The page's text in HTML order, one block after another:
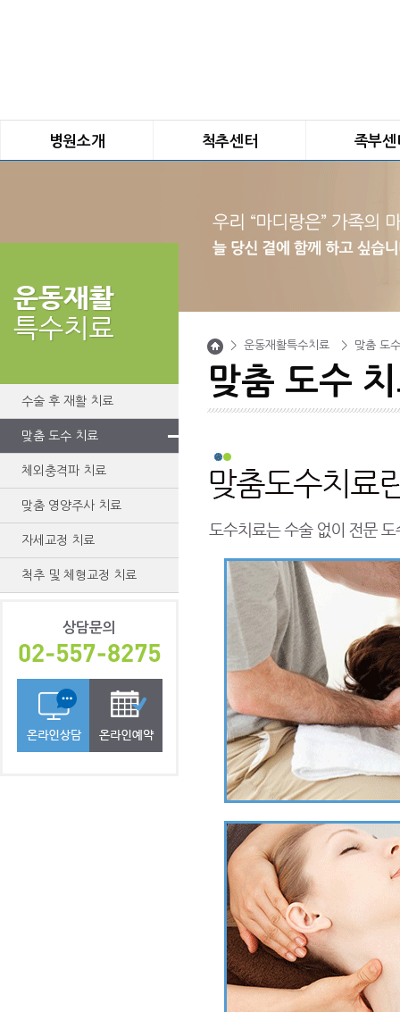
병원소개
오시는 길
비급여비용
척추센터
경막외 신경 감압술
고주파 수핵 감압술
내시경 척추 시술
경막외 내시경 시술
족부센
무지외반증
족관절 불안정
발목 내시경
족저근막염/아
수술 후 재활 치료
맞춤 도수 치료
체외충격파 치료
맞춤 영양주사 치료
자세교정 치료
척추 및 체형교정 치료
상담문의
> 운동재활특수치료 > 맞춤 도
맞춤 도수